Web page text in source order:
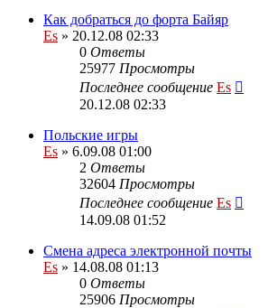
Как добраться до форта Байяр
Es » 20.12.08 02:33
0 Ответы
25977 Просмотры
Последнее сообщение Es
20.12.08 02:33
Польские игры
Es » 6.09.08 01:00
2 Ответы
32604 Просмотры
Последнее сообщение Es
14.09.08 01:52
Смена адреса электронной почты
Es » 14.08.08 01:13
0 Ответы
25906 Просмотры